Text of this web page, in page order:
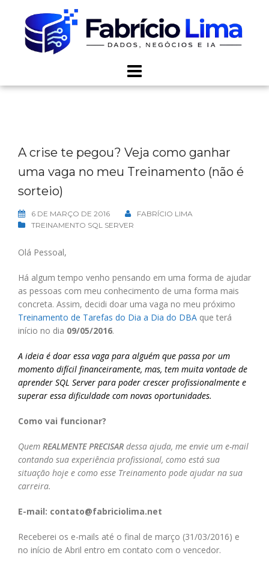
content
A crise te pegou? Veja como ganhar
uma vaga no meu Treinamento (não é
sorteio)
6 DE MARÇO DE 2016
FABRÍCIO LIMA
TREINAMENTO SQL SERVER
Olá Pessoal,
Há algum tempo venho pensando em uma forma de ajudar
as pessoas com meu conhecimento de uma forma mais
concreta. Assim, decidi doar uma vaga no meu próximo
Treinamento de Tarefas do Dia a Dia do DBA que terá
início no dia 09/05/2016.
A ideia é doar essa vaga para alguém que passa por um
momento difícil financeiramente, mas, tem muita vontade de
aprender SQL Server para poder crescer profissionalmente e
superar essa dificuldade com novas oportunidades.
Como vai funcionar?
Quem REALMENTEPRECISAR dessa ajuda, me envie um e-mail
contando sua experiência profissional, como está sua
situação hoje e como esse Treinamento pode ajudar na sua
carreira.
E-mail: contato@fabriciolima.net
Receberei os e-mails até o final de março (31/03/2016) e
no início de Abril entro em contato com o vencedor.